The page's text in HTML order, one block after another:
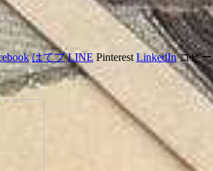
はてブ LINE Pinterest LinkedIn コピー